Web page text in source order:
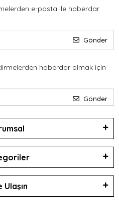
e-posta ile haberdar
Gönder
haberdar olmak için
Gönder
Ulaşın